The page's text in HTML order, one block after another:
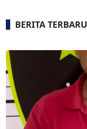
BERITA TERBARU